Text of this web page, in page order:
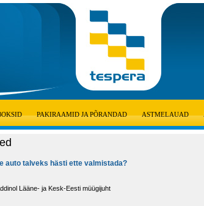
PAKIRAAMID JA PÕRANDAD ASTMELAUAD
auto talveks hästi ette valmistada?
Lääne- ja Kesk-Eesti müügijuht